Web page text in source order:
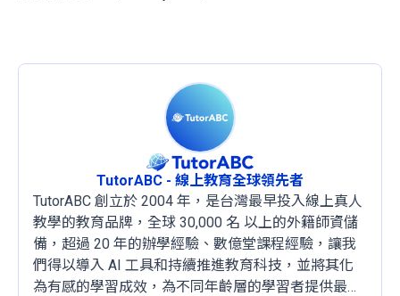
TutorABC - 線上教育全球領先者
TutorABC 創立於 2004 年，是台灣最早投入線上真人
教學的教育品牌，全球 30,000 名 以上的外籍師資儲
備，超過 20 年的辦學經驗、數億堂課程經驗，讓我
們得以導入 AI 工具和持續推進教育科技，並將其化
為有感的學習成效，為不同年齡層的學習者提供最穩